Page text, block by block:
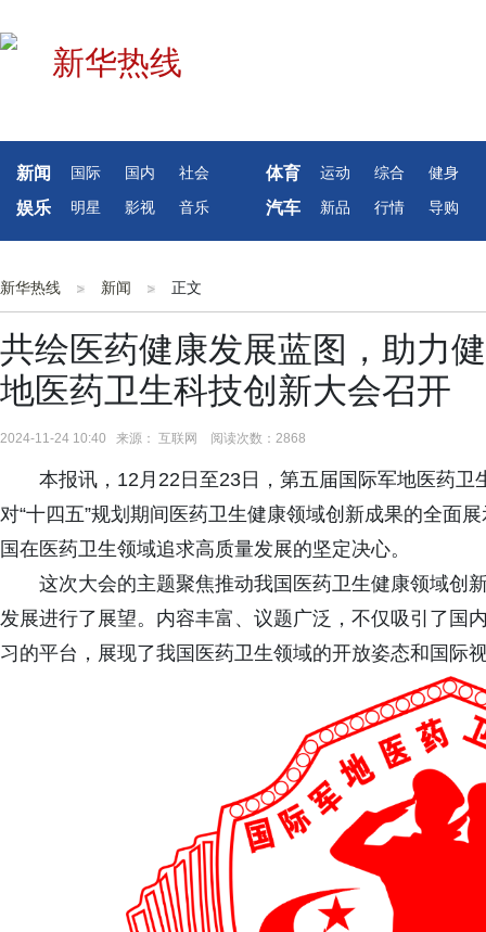
新闻 国际 国内 社会 体育 运动 综合 健身
娱乐 明星 影视 音乐 汽车 新品 行情 导购
新华热线 新闻 正文
共绘医药健康发展蓝图，助力
地医药卫生科技创新大会召开
2024-11-24 10:40 来源： 互联网 阅读次数：2868
本报讯，12月22日至23日，第五届国际军地医药
对“十四五”规划期间医药卫生健康领域创新成果的全面
国在医药卫生领域追求高质量发展的坚定决心。
这次大会的主题聚焦推动我国医药卫生健康领域创
发展进行了展望。内容丰富、议题广泛，不仅吸引了国
习的平台，展现了我国医药卫生领域的开放姿态和国际